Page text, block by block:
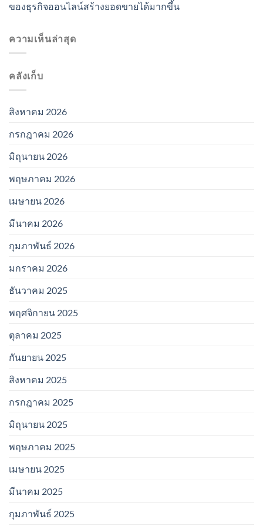
ของธุรกิจออนไลน์สร้างยอดขายได้มากขึ้น
ความเห็นล่าสุด
คลังเก็บ
สิงหาคม 2026
กรกฎาคม 2026
มิถุนายน 2026
พฤษภาคม 2026
เมษายน 2026
มีนาคม 2026
กุมภาพันธ์ 2026
มกราคม 2026
ธันวาคม 2025
พฤศจิกายน 2025
ตุลาคม 2025
กันยายน 2025
สิงหาคม 2025
กรกฎาคม 2025
มิถุนายน 2025
พฤษภาคม 2025
เมษายน 2025
มีนาคม 2025
กุมภาพันธ์ 2025